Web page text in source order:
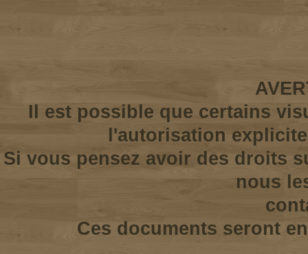
Il est possible que certains
l'autorisation
Si vous pensez avoir des droits
nous
Ces documents seront